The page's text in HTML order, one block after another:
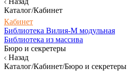
Каталог/Кабинет
Кабинет
Библиотека Вилия-М модульная
Библиотека из массива
Бюро и секретеры
Назад
Каталог/Кабинет/Бюро и секретеры